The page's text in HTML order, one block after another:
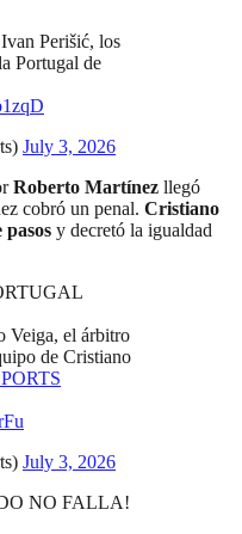
Perišić, los
Portugal de
July 3, 2026
Roberto Martínez llegó
cobró un penal. Cristiano
pasos y decretó la igualdad
Veiga, el árbitro
de Cristiano
July 3, 2026
NO FALLA!